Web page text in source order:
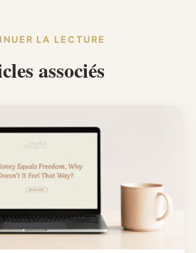
LA LECTURE
associés